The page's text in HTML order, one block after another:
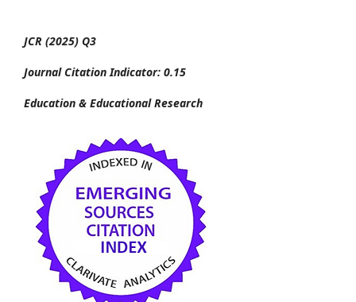
JCR (2025) Q3
Journal Citation Indicator: 0.15
Education & Educational Research